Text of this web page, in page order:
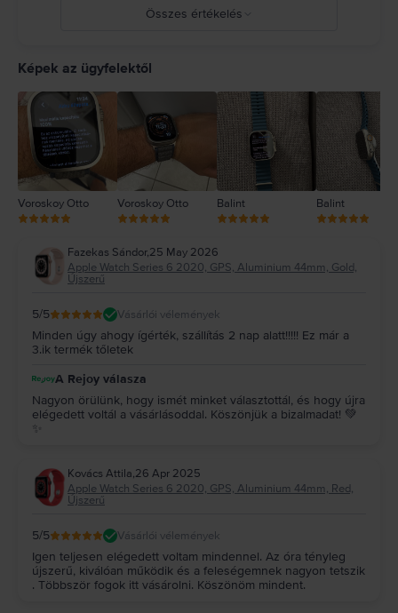
Összes értékelés
Képek az ügyfelektől
Voroskoy Otto Voroskoy Otto Balint Balint
Fazekas Sándor,25 May 2026
Apple Watch Series 6 2020, GPS, Aluminium 44mm, Gold,
Újszerű
5/5 Vásárlói vélemények
Minden úgy ahogy ígérték, szállítás 2 nap alatt!!!!! Ez már a
3.ik termék tőletek
A Rejoy válasza
Nagyon örülünk, hogy ismét minket választottál, és hogy újra
elégedett voltál a vásárlásoddal. Köszönjük a bizalmadat! 💚
✨
Kovács Attila,26 Apr 2025
Apple Watch Series 6 2020, GPS, Aluminium 44mm, Red,
Újszerű
5/5 Vásárlói vélemények
Igen teljesen elégedett voltam mindennel. Az óra tényleg
újszerű, kiválóan működik és a feleségemnek nagyon tetszik
. Többször fogok itt vásárolni. Köszönöm mindent.